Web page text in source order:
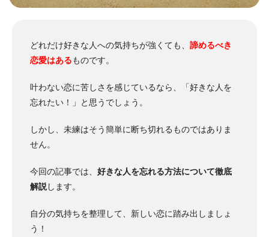
どれだけ好きな人への気持ちが強くても、 諦めるべき
恋愛はあるものです。
叶わない恋に苦しさを感じているなら、「好きな人を
忘れたい！」と思うでしょう。
しかし、未練はそう簡単に断ち切れるものではありま
せん。
今回の記事では、 好きな人を忘れる方法について徹底
解説します。
自分の気持ちを整理して、新しい恋に踏み出しましょ
う！